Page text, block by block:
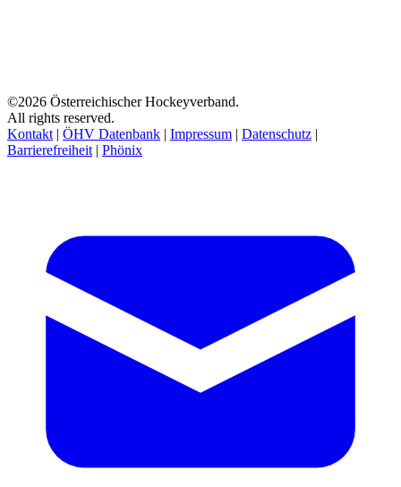
©2026 Österreichischer Hockeyverband.
All rights reserved.
Kontakt | ÖHV Datenbank | Impressum | Datenschutz |
Barrierefreiheit | Phönix